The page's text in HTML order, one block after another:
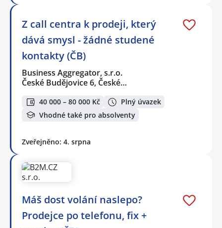
Z call centra k prodeji, který
dává smysl - žádné studené
kontakty (ČB)
Business Aggregator, s.r.o.
České Budějovice 6, České…
40 000 – 80 000 Kč
Plný úvazek
Vhodné také pro absolventy
Zveřejněno: 4. srpna
Máš dost volání naslepo?
Prodejce po telefonu, fix +